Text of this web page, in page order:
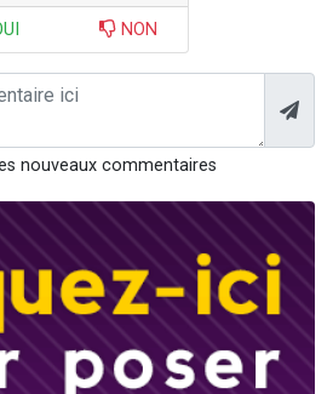
NON
nouveaux commentaires